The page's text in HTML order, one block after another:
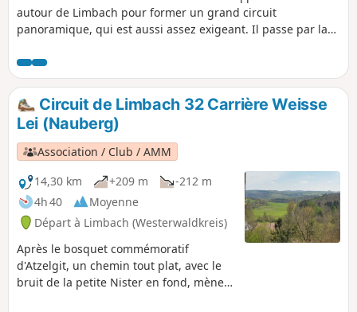
autour de Limbach pour former un grand circuit
panoramique, qui est aussi assez exigeant. Il passe par la
le Hartenberg et la formation rocheuse presque alpine de la
Hohe Ley, avant de rejoindre la mine d'ardoise médiévale
d'Assberg et le vénérable monastère de Marienstatt.
Circuit de Limbach 32 Carrière Weisse
Lei (Nauberg)
Association / Club / AMM
14,30 km
+209 m
-212 m
4h 40
Moyenne
Départ à Limbach (Westerwaldkreis)
Après le bosquet commémoratif
d'Atzelgit, un chemin tout plat, avec le
bruit de la petite Nister en fond, mène